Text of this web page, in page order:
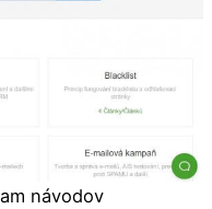
návodov